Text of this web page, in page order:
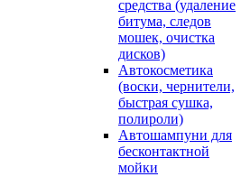
средства (удаление
битума, следов
мошек, очистка
дисков)
Автокосметика
(воски, чернители,
быстрая сушка,
полироли)
Автошампуни для
бесконтактной
мойки